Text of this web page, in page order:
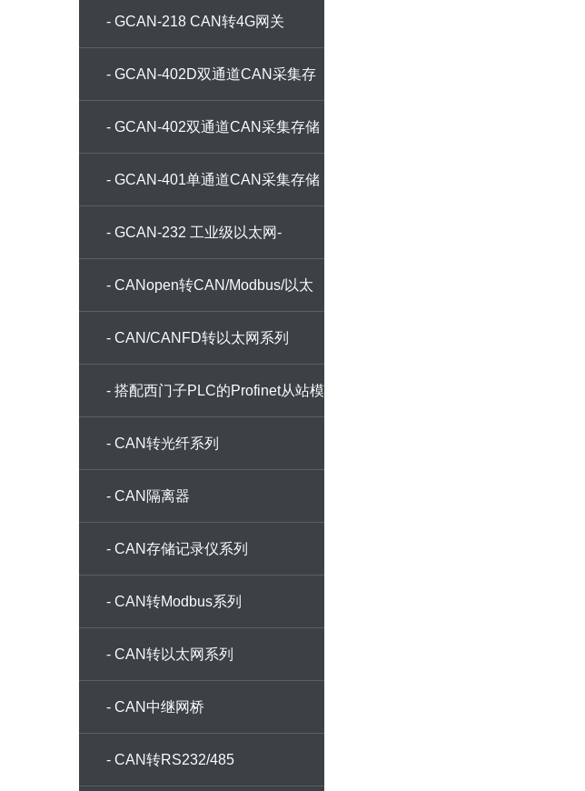
- GCAN-218 CAN转4G网关
- GCAN-402D双通道CAN采集存
储器
- GCAN-402双通道CAN采集存储
器
- GCAN-401单通道CAN采集存储
器
- GCAN-232 工业级以太网-
CANFD/CAN转换器
- CANopen转CAN/Modbus/以太
网
- CAN/CANFD转以太网系列
- 搭配西门子PLC的Profinet从站模
块
- CAN转光纤系列
- CAN隔离器
- CAN存储记录仪系列
- CAN转Modbus系列
- CAN转以太网系列
- CAN中继网桥
- CAN转RS232/485